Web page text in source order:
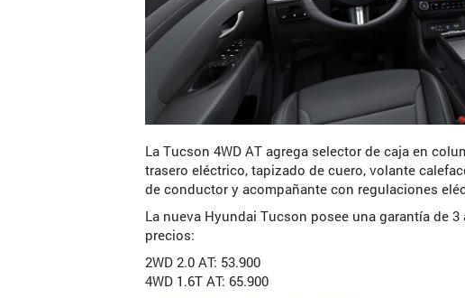
La Tucson 4WD AT agrega selector de caja en
trasero eléctrico, tapizado de cuero, volante
de conductor y acompañante con regulaciones
La nueva Hyundai Tucson posee una garantía de
precios:
2WD 2.0 AT: 53.900
4WD 1.6T AT: 65.900